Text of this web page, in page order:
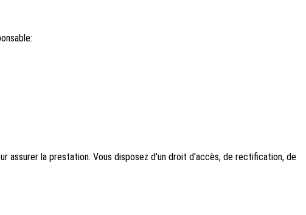
assurer la prestation. Vous disposez d'un droit d'accès, de rectification, de